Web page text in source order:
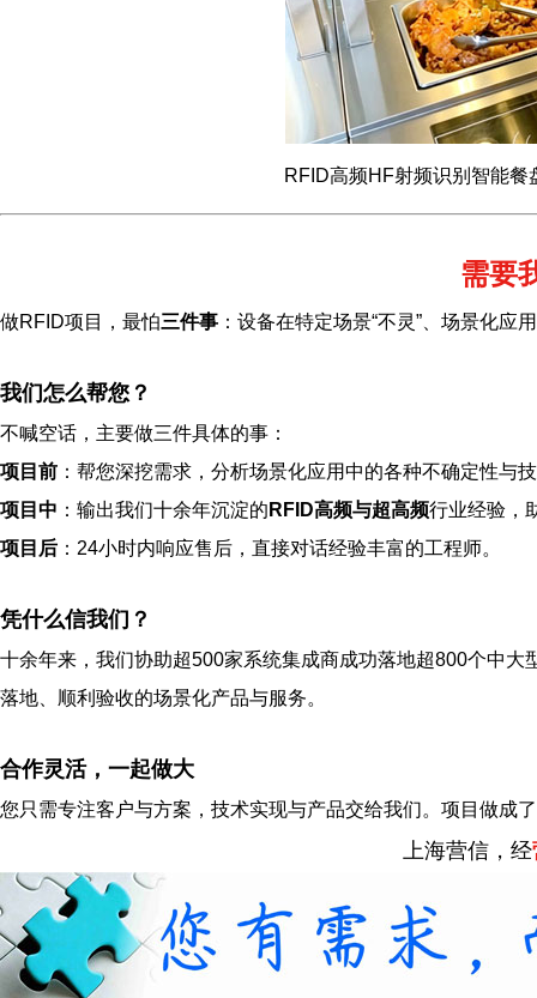
RFID高频HF射频识别智能
需要
做RFID项目，最怕三件事 ：设备在特定场景“不灵”、场景化
我们怎么帮您？
不喊空话，主要做三件具体的事：
项目前 ：帮您深挖需求，分析场景化应用中的各种不确定性与
项目中 ：输出我们十余年沉淀的 RFID高频与超高频行业经验，
项目后 ：24小时内响应售后，直接对话经验丰富的工程师。
凭什么信我们？
十余年来，我们协助超500家系统集成商成功落地超800个中大
落地、顺利验收的场景化产品与服务。
合作灵活，一起做大
您只需专注客户与方案，技术实现与产品交给我们。项目做成
上海营信，经